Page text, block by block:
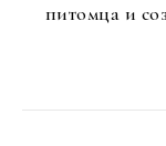
питомца и